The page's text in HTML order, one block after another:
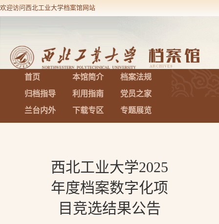
欢迎访问西北工业大学档案馆网站
首页 本馆简介
档案法规
归档指导
利用指南
党员之家
兰台内外
下载专区 专题展览
西北工业大学2025
年度档案数字化项
目竞选结果公告